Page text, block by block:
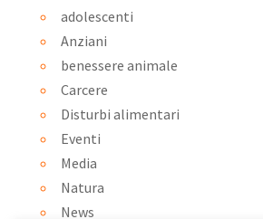
adolescenti
Anziani
benessere animale
Carcere
Disturbi alimentari
Eventi
Media
Natura
News